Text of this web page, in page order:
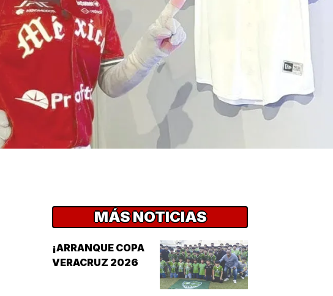
MÁS NOTICIAS
¡ARRANQUE COPA
VERACRUZ 2026